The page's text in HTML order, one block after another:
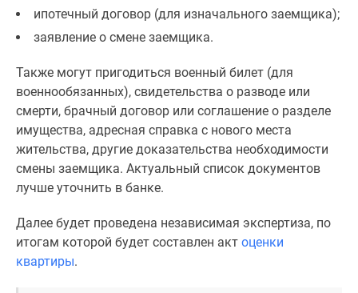
ипотечный договор (для изначального заемщика);
заявление о смене заемщика.
Также могут пригодиться военный билет (для
военнообязанных), свидетельства о разводе или
смерти, брачный договор или соглашение о разделе
имущества, адресная справка с нового места
жительства, другие доказательства необходимости
смены заемщика. Актуальный список документов
лучше уточнить в банке.
Далее будет проведена независимая экспертиза, по
итогам которой будет составлен акт оценки
квартиры.